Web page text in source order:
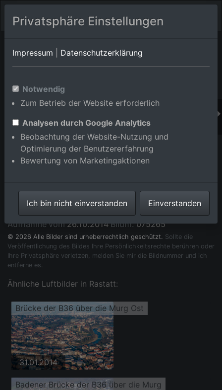
Orts-Album von Rastatt in Baden-Württemberg,Deutschland
Brücke der B36 über die Murg Ost in Rastatt im
Bundesland Baden-Württemberg, Deutschland
Aufnahme vom26.10.2014Bildnr.075265
© 2026 Alle Bilder sind urheberrechtlich geschützt. Sollte die
Veröffentlichung des Bildes Ihre Persönlichkeitsrechte berühren oder
Ihre Privatsphäre verletzen, melden Sie mir die Bildnummer und ich
entferne es.
Ähnliche Luftbilder in Rastatt:
Brücke der B36 über die Murg Ost
31.01.2014
Badener Brücke der B36 über die Murg
Privatsphäre Einstellungen
Impressum Datenschutzerklärung
Notwendig
Zum Betrieb der Website erforderlich
Analysen durch Google Analytics
Beobachtung der Website-Nutzung und
Optimierung der Benutzererfahrung
Bewertung von Marketingaktionen
Ich bin nicht einverstanden Einverstanden